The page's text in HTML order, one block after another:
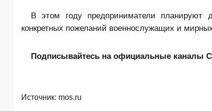
В этом году предприниматели планируют
конкретных пожеланий военнослужащих и
Подписывайтесь на официальные каналы
Источник: mos.ru